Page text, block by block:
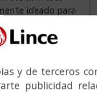
ideado para
de carpintería
de perfil estrecho.
SERIES
y de terceros
publicidad